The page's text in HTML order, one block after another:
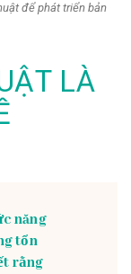
để phát triển bản
LÀ
năng
tổn
rằng